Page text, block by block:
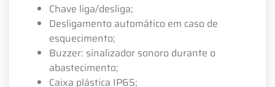
Chave liga/desliga;
Desligamento automático em caso de
esquecimento;
Buzzer: sinalizador sonoro durante o
abastecimento;
Caixa plástica IP65;